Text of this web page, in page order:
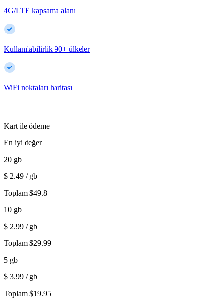
4G/LTE kapsama alanı
Kullanılabilirlik 90+ ülkeler
WiFi noktaları haritası
Kart ile ödeme
En iyi değer
20 gb
$ 2.49 / gb
Toplam $49.8
10 gb
$ 2.99 / gb
Toplam $29.99
5 gb
$ 3.99 / gb
Toplam $19.95